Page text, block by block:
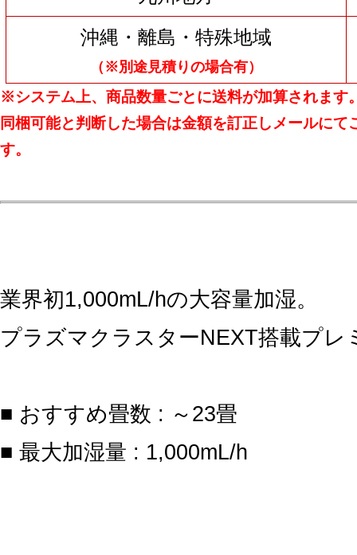
沖縄・離島・特殊地域
（※別途見積りの場合有）
※システム上、商品数量ごとに送料が加算されます
同梱可能と判断した場合は金額を訂正しメールにて
す。
業界初1,000mL/hの大容量加湿。
プラズマクラスターNEXT搭載プレ
■ おすすめ畳数 : ～23畳
■ 最大加湿量 : 1,000mL/h